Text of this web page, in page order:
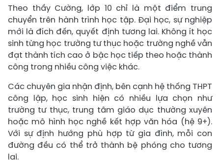
Theo thầy Cường, lớp 10 chỉ là một điểm trung
chuyển trên hành trình học tập. Đại học, sự nghiệp
mới là đích đến, quyết định tương lai. Không ít học
sinh từng học trường tư thục hoặc trường nghề vẫn
đạt thành tích cao ở bậc học tiếp theo hoặc thành
công trong nhiều công việc khác.
Các chuyên gia nhận định, bên cạnh hệ thống THPT
công lập, học sinh hiện có nhiều lựa chọn như
trường tư thục, trung tâm giáo dục thường xuyên
hoặc mô hình học nghề kết hợp văn hóa (hệ 9+).
Với sự định hướng phù hợp từ gia đình, mỗi con
đường đều có thể trở thành bệ phóng cho tương
lai.